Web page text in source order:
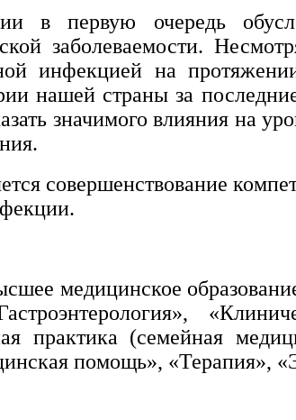
в первую очередь
заболеваемости.
инфекцией на
нашей страны за
значимого влияния на
совершенствование
медицинское
практика (семейная
помощь», «Терапия»,